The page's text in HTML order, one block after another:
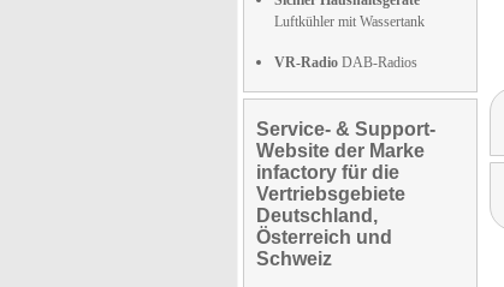
Luftkühler mit Wassertank
VR-Radio DAB-Radios
Service- & Support-
Website der Marke
infactory für die
Vertriebsgebiete
Deutschland,
Österreich und
Schweiz